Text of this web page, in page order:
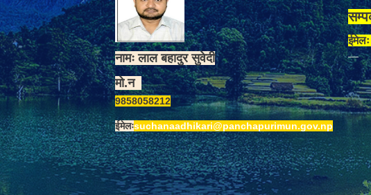
नामः लाल बहादुर सुवेदी
मो.न
9858058212
ईमेलःsuchanaadhikari@panchapurimun.gov.np
ईमेलः